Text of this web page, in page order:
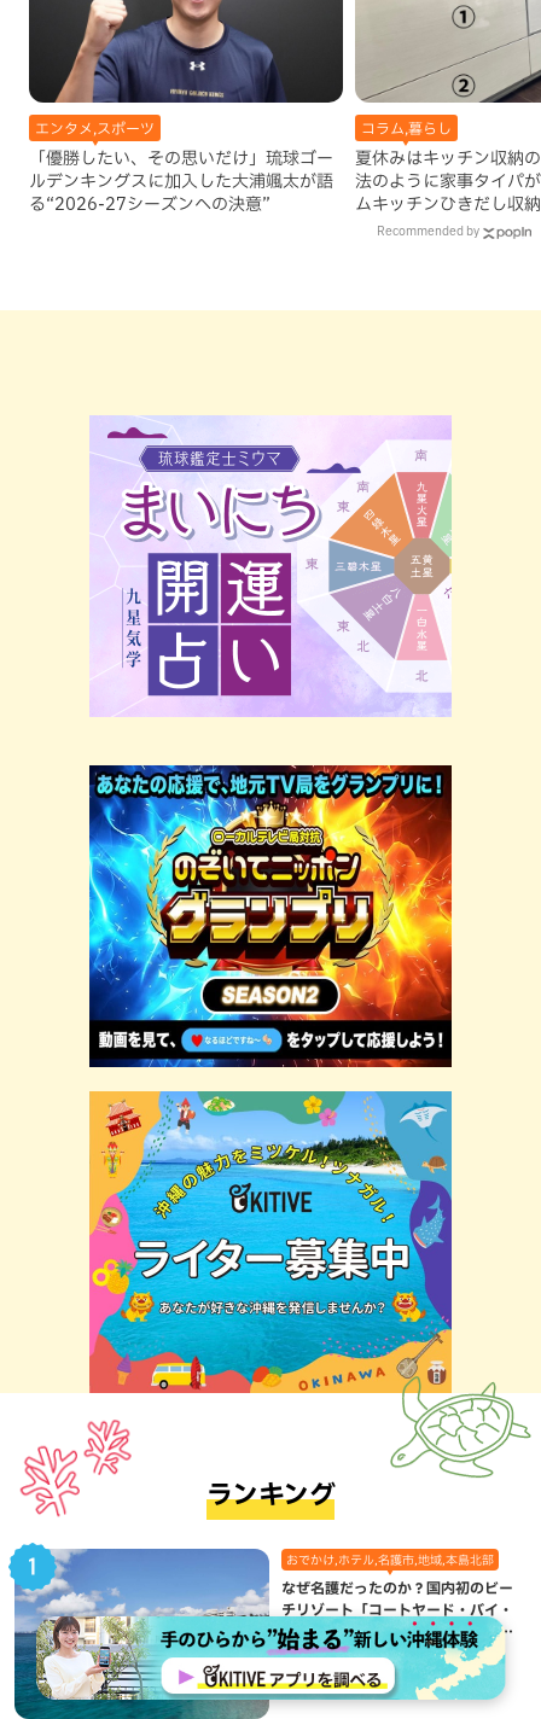
エンタメ,スポーツ
「優勝したい、その思いだけ」琉球ゴー
ルデンキングスに加入した大浦颯太が語
る“2026-27シーズンへの決意”
コラム,暮らし
夏休みはキッチン収納
法のように家事タイパ
ムキッチンひきだし収
Recommended by
ランキング
おでかけ,ホテル,名護市,地域,本島北部
なぜ名護だったのか？国内初のビー
チリゾート「コートヤード・バイ・
マリオット沖縄リゾート」に込めら
れた想い